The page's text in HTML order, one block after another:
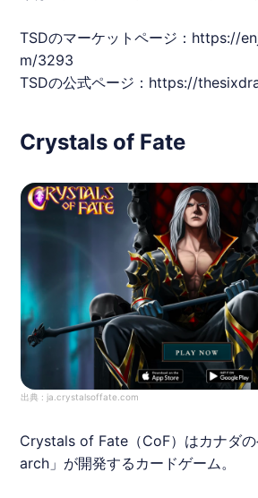
TSDのマーケットページ： https://
m/3293
TSDの公式ページ： https://
Crystals of Fate
出典 : ja.crystalsoffate.com
Crystals of Fate（CoF）はカナダ
arch」が開発するカードゲーム。